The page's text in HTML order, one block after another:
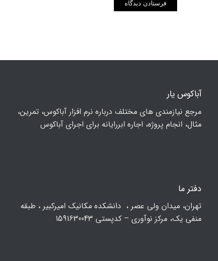
آباکوس یار
مرجع نیازمندی های مختلف درباره نرم افزار آباکوس، تمرین،
مثال، انجام پروژه، اجاره ابررایانه برای اجرای آباکوس
دفتر ما
تهران، ميدان ولي عصر ، دانشکده مكانيك امیرکبیر ، طبقه
منفی یک، مرکز نوآوری – کدپستی 1591630043